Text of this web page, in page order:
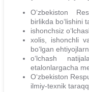
O‘zbekiston
birlikda bo‘lishini
ishonchsiz
xolis, ishonchli
bo‘lgan
o‘lchash
etalonlargacha
O‘zbekiston
ilmiy-texnik